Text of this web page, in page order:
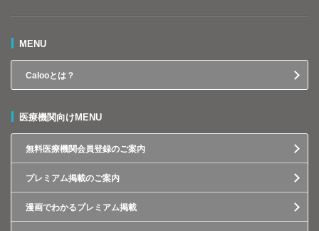
MENU
Calooとは？
医療機関向けMENU
無料医療機関会員登録のご案内
プレミアム掲載のご案内
漫画でわかるプレミアム掲載